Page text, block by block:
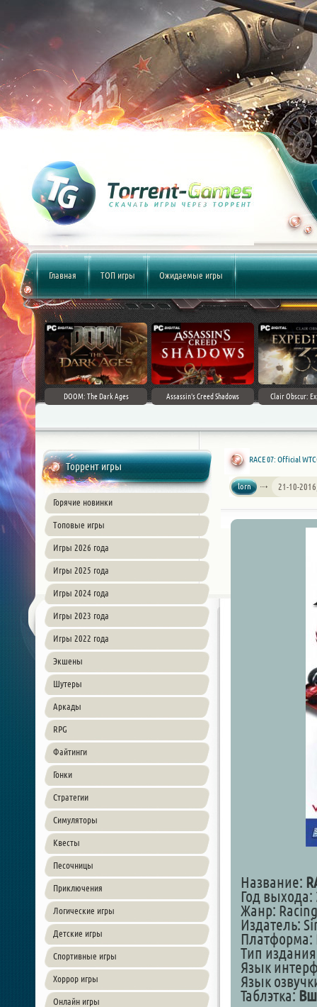
Главная ТОП игры Ожидаемые игры
DOOM: The Dark Ages Assassin's Creed Shadows Clair Obscur:
Торрент игры
Горячие новинки
Топовые игры
Игры 2026 года
Игры 2025 года
Игры 2024 года
Игры 2023 года
Игры 2022 года
Экшены
Шутеры
Аркады
RPG
Файтинги
Гонки
Стратегии
Симуляторы
Квесты
Песочницы
Приключения
Логические игры
Детские игры
Спортивные игры
Хоррор игры
Онлайн игры
RACE 07: Official
lorn 21-10-
Название:
Год выхода:
Жанр:
Издатель:
Платформа:
Тип
Язык
Язык
Таблэтка: